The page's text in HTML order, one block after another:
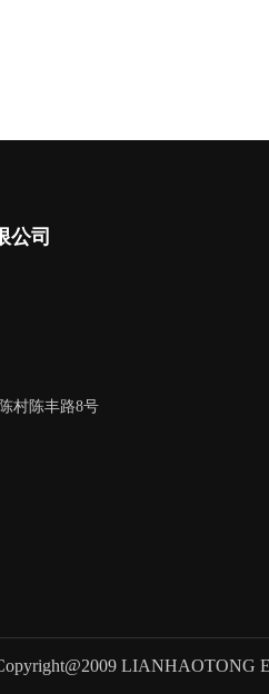
公司
村陈丰路8号
LIANHAOTONG